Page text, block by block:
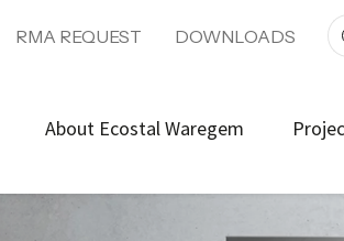
RMA REQUEST DOWNLOADS
About Ecostal Waregem